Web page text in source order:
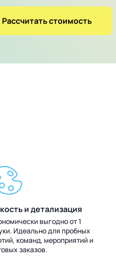
Рассчитать стоимость
и детализация
выгодно от 1
Идеально для пробных
команд, мероприятий и
заказов.